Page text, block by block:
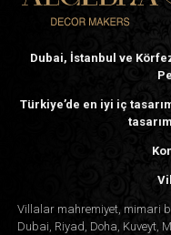
Dubai, İstanbul ve
Türkiye’de en iyi iç
Villalar mahremiyet, mimari
Dubai, Riyad, Doha, Kuveyt,